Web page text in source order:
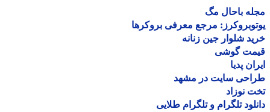
باحال مگ
مرجع معرفی بروکرها
شلوار جین زنانه
گوشی
پدیا
سایت در مشهد
نوزاد
تلگرام و تلگرام طلایی